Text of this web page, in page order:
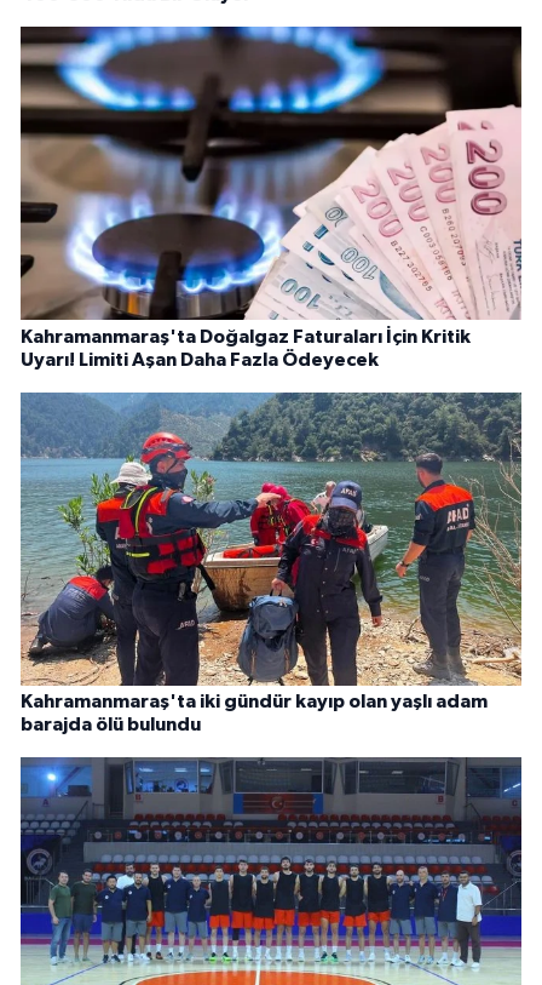
Kahramanmaraş'ta Doğalgaz Faturaları İçin Kritik
Uyarı! Limiti Aşan Daha Fazla Ödeyecek
Kahramanmaraş'ta iki gündür kayıp olan yaşlı adam
barajda ölü bulundu